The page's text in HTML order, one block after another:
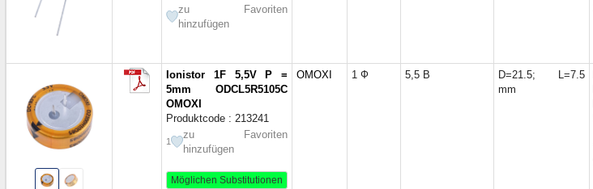
zu Favoriten
hinzufügen
Ionistor 1F 5,5V P =
5mm ODCL5R5105C
OMOXI
Produktcode : 213241
1
zu Favoriten
hinzufügen
Möglichen Substitutionen
OMOXI 1 Ф 5,5 В
D=21.5; L=7.5
mm